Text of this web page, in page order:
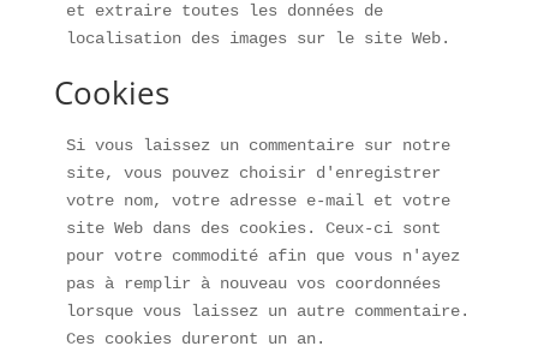
et extraire toutes les données de
localisation des images sur le site Web.
Cookies
Si vous laissez un commentaire sur notre
site, vous pouvez choisir d'enregistrer
votre nom, votre adresse e-mail et votre
site Web dans des cookies. Ceux-ci sont
pour votre commodité afin que vous n'ayez
pas à remplir à nouveau vos coordonnées
lorsque vous laissez un autre commentaire.
Ces cookies dureront un an.